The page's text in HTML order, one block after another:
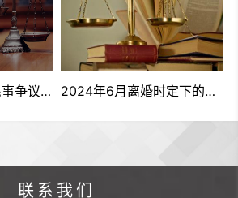
2023年10月解决民事争议的四种途径是什么 2024年6月离婚时定下的口头协议是否有效
联系我们